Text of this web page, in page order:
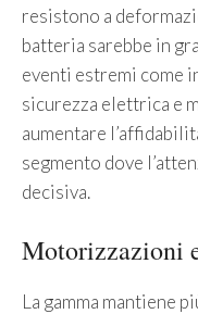
resistono a
batteria sarebbe in
eventi estremi come
sicurezza elettrica e
aumentare
segmento dove
decisiva.
Motorizzazioni
La gamma mantiene